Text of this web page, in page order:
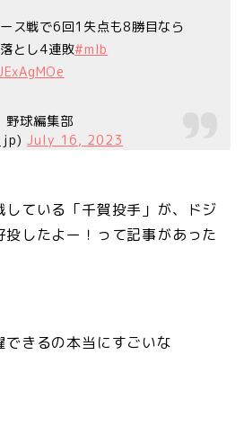
ス戦で6回1失点も8勝目なら
とし4連敗#mlb
球編集部
July 16, 2023
している「千賀投手」が、ドジ
したよー！って記事があった
きるの本当にすごいな